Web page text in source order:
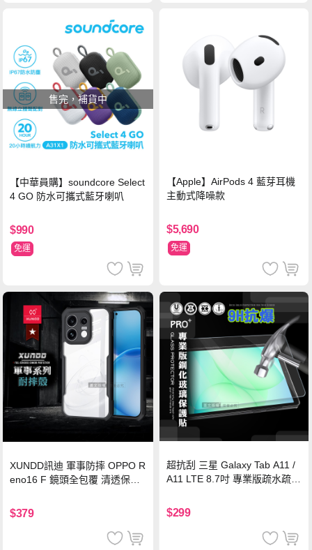
售完，補貨中
【中華員購】soundcore Select
4 GO 防水可攜式藍牙喇叭
$990
免運
【Apple】AirPods 4 藍芽耳機
主動式降噪款
$5,690
免運
XUNDD訊迪 軍事防摔 OPPO R
eno16 F 鏡頭全包覆 清透保護
$379
超抗刮 三星 Galaxy Tab A11 /
A11 LTE 8.7吋 專業版疏水疏油
$299